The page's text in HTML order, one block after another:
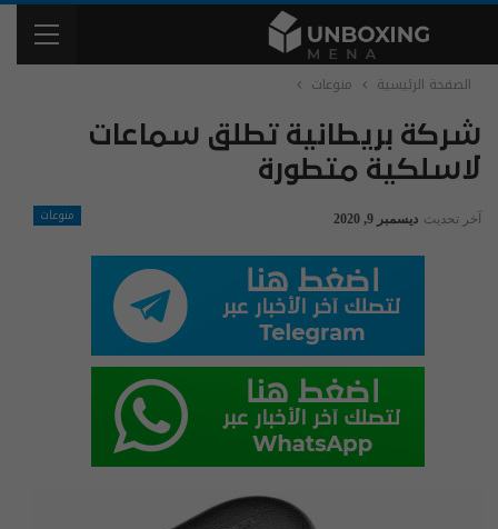
الصفحة الرئيسية منوعات
شركة بريطانية تطلق سماعات
لاسلكية متطورة
منوعات آخر تحديث ديسمبر 9, 2020